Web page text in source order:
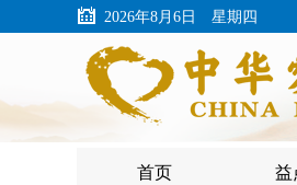
2026年8月6日 星期四
首页 益